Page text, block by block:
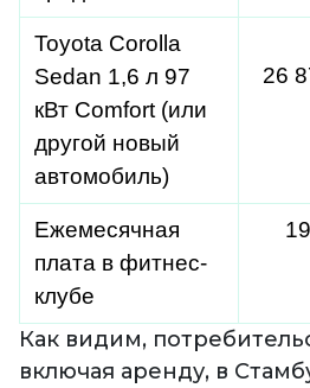
Toyota Corolla
Sedan 1,6 л 97
кВт Comfort (или
другой новый
автомобиль)
26
Ежемесячная
плата в фитнес-
клубе
Как видим,
включая аренду, в